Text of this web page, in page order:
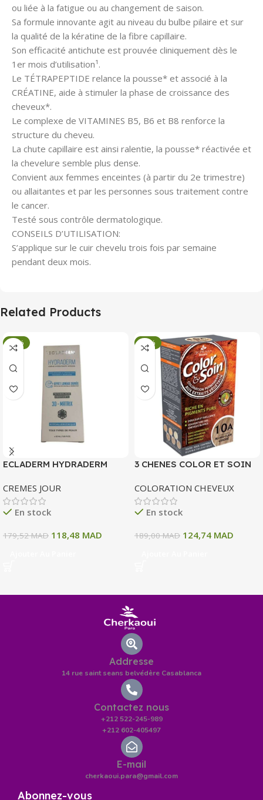
ou liée à la fatigue ou au changement de saison.
Sa formule innovante agit au niveau du bulbe pilaire et sur
la qualité de la kératine de la fibre capillaire.
Son efficacité antichute est prouvée cliniquement dès le
1er mois d’utilisation¹.
Le TÉTRAPEPTIDE relance la pousse* et associé à la
CRÉATINE, aide à stimuler la phase de croissance des
cheveux*.
Le complexe de VITAMINES B5, B6 et B8 renforce la
structure du cheveu.
La chute capillaire est ainsi ralentie, la pousse* réactivée et
la chevelure semble plus dense.
Convient aux femmes enceintes (à partir du 2e trimestre)
ou allaitantes et par les personnes sous traitement contre
le cancer.
Testé sous contrôle dermatologique.
CONSEILS D’UTILISATION:
S’applique sur le cuir chevelu trois fois par semaine
pendant deux mois.
Related Products
-34%
ECLADERM HYDRADERM
INTENSE 72H 50 ML
CREMES JOUR
En stock
179,52MAD 118,48 MAD
-34%
3 CHENES COLOR ET SOIN
10 A BLOND CLAIR CENDRE
135 ML
COLORATION CHEVEUX
En stock
189,00MAD 124,74 MAD
Addresse
14 rue saint seans belvédère Casablanca
Contactez nous
+212 522-245-989
+212 602-405497
E-mail
cherkaoui.para@gmail.com
Abonnez-vous